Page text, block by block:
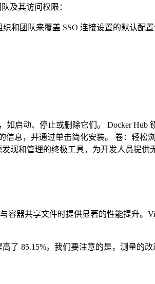
及其访问权限：
和团队来覆盖 SSO 连接设置的默认配
如启动、停止或删除它们。 Docker Hub
息，并通过单击简化安装。 卷：轻松
现和管理的终极工具，为开发人员提供
与容器共享文件时提供显著的性能提升。
85.15%。我们要注意的是，测量的改